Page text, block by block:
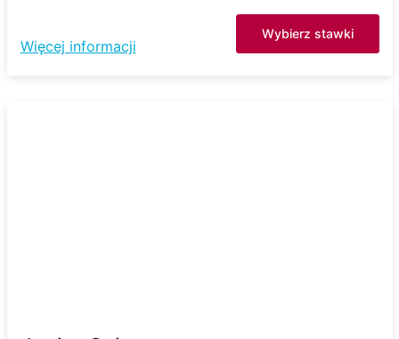
Więcej informacji
Wybierz stawki